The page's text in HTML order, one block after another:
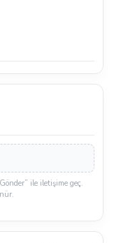
ile iletişime geç.